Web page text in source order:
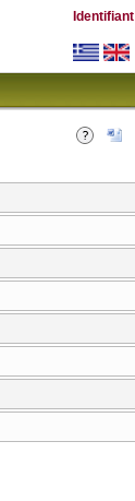
Identifiant